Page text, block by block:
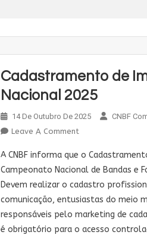
Cadastramento de
Nacional 2025
14 De Outubro De 2025 CNBF
Leave A CommentOn
De
Imprensa
Para
O
Nacional
2025
A CNBF informa que o
Campeonato Nacional de Bandas e
Devem realizar o cadastro
comunicação, entusiastas do meio
responsáveis pelo marketing de
é obrigatório para o acesso